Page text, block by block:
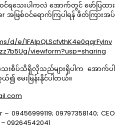
င်ရသေးပါကလဲ အောက်တွင် ဖော်ပြထား
အဖြစ်ဝင်ရောက်ကြပါရန် ဖိတ်ကြားအပ်
e/1FAIpQLScfvthK4e0qqrFylnv
viewform?usp=sharing
စိပ်သိရှိလိုသည်များရှိပါက အောက်ပါ
၍ မေးမြန်းနိုင်ပါတယ်။
09797358140; CEO
09264542041